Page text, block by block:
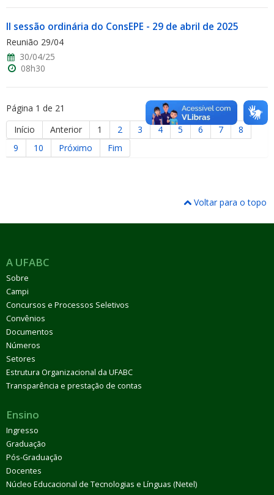
II sessão ordinária do ConsEPE - 29 de abril de 2025
Reunião 29/04
30/04/25
08h30
Página 1 de 21
Início
Anterior 1 2 3 4 5 6 7
8
9
10 Próximo Fim
Voltar para o topo
A UFABC
Sobre
Campi
Concursos e Processos Seletivos
Convênios
Documentos
Números
Setores
Estrutura Organizacional da UFABC
Transparência e prestação de contas
Ensino
Ingresso
Graduação
Pós-Graduação
Docentes
Núcleo Educacional de Tecnologias e Línguas (Netel)